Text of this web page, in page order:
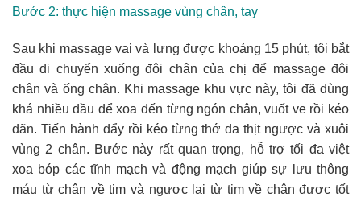
Bước 2: thực hiện massage vùng chân, tay
Sau khi massage vai và lưng được khoảng 15 phút, tôi bắt
đầu di chuyển xuống đôi chân của chị để massage đôi
chân và ống chân. Khi massage khu vực này, tôi đã dùng
khá nhiều dầu để xoa đến từng ngón chân, vuốt ve rồi kéo
dãn. Tiến hành đẩy rồi kéo từng thớ da thịt ngược và xuôi
vùng 2 chân. Bước này rất quan trọng, hỗ trợ tối đa việt
xoa bóp các tĩnh mạch và động mạch giúp sự lưu thông
máu từ chân về tim và ngược lại từ tim về chân được tốt